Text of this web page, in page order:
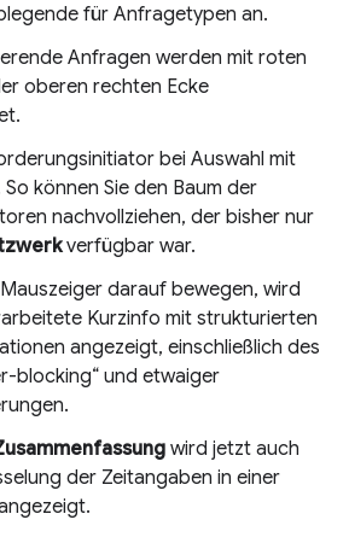
für Anfragetypen an.
Anfragen werden mit roten
oberen rechten Ecke
bei Auswahl mit
So können Sie den Baum der
nachvollziehen, der bisher nur
verfügbar war.
darauf bewegen, wird
Kurzinfo mit strukturierten
angezeigt, einschließlich des
blocking“ und etwaiger
wird jetzt auch
der Zeitangaben in einer